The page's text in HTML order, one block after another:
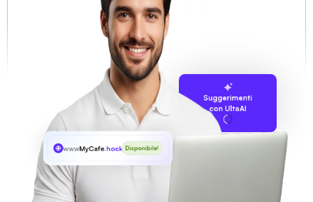
Suggerimenti
con UltaAI
wwwMyCafe.hockeyDisponibile!